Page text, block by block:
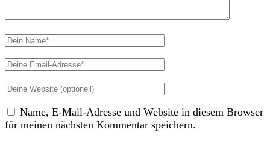
Dein
Deine
Adresse
Deine
(nicht
erforderlich)
Name, E-Mail-Adresse und Website in diesem Browser
für meinen nächsten Kommentar speichern.